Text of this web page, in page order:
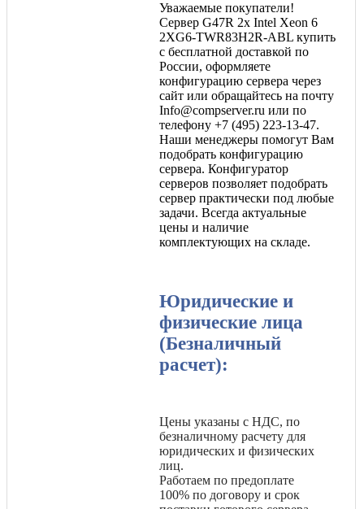
Уважаемые покупатели!
Сервер G47R 2x Intel Xeon 6
2XG6-TWR83H2R-ABL купить
с бесплатной доставкой по
России, оформляете
конфигурацию сервера через
сайт или обращайтесь на почту
Info@compserver.ru или по
телефону +7 (495) 223-13-47.
Наши менеджеры помогут Вам
подобрать конфигурацию
сервера. Конфигуратор
серверов позволяет подобрать
сервер практически под любые
задачи. Всегда актуальные
цены и наличие
комплектующих на складе.
Юридические и
физические лица
(Безналичный
расчет):
Цены указаны с НДС, по
безналичному расчету для
юридических и физических
лиц.
Работаем по предоплате
100% по договору и срок